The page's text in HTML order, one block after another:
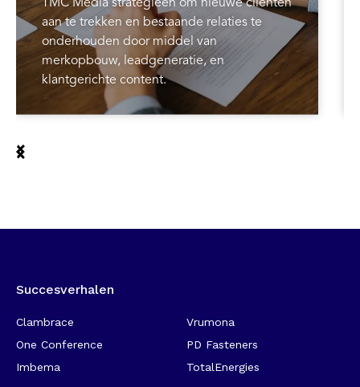
aan te trekken en bestaande relaties te
onderhouden door middel van
merkopbouw, leadgeneratie, en
klantgerichte content.
Succesverhalen
Clambrace
One Conference
Imbema
Vrumona
PD Fasteners
TotalEnergies